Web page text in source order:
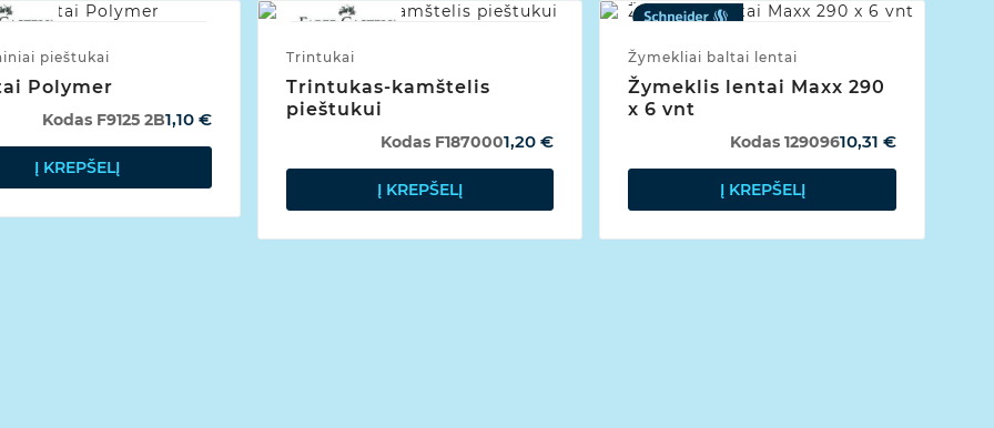
pieštukai
Polymer
1,10 €
Kodas F9125 2B
Į KREPŠELĮ
Trintukai
Trintukas-kamštelis
pieštukui
1,20 €
Kodas F187000
Į KREPŠELĮ
Žymekliai baltai lentai
Žymeklis lentai Maxx 290
x 6 vnt
10,31 €
Kodas 129096
Į KREPŠELĮ